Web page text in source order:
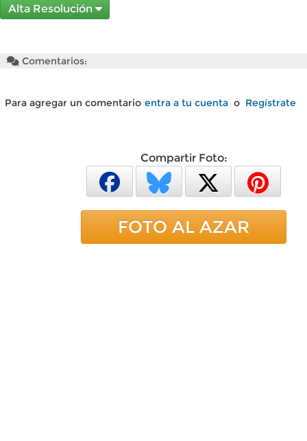
Alta Resolución
Comentarios:
Para agregar un comentario entra a tu cuenta o Regístrate
Compartir Foto:
FOTO AL AZAR